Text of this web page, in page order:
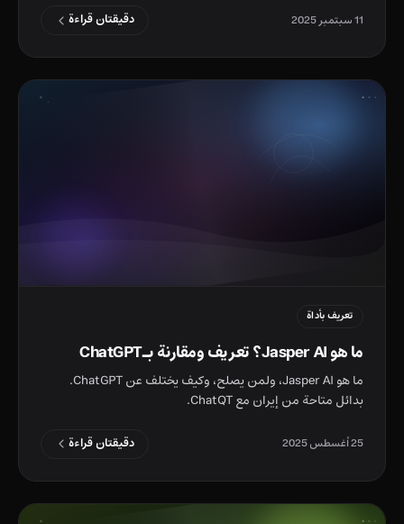
11 سبتمبر 2025 دقيقتان قراءة
تعريف بأداة
ما هو Jasper AI؟ تعريف ومقارنة بـChatGPT
ما هو Jasper AI، ولمن يصلح، وكيف يختلف عن ChatGPT.
بدائل متاحة من إيران مع ChatQT.
25 أغسطس 2025 دقيقتان قراءة